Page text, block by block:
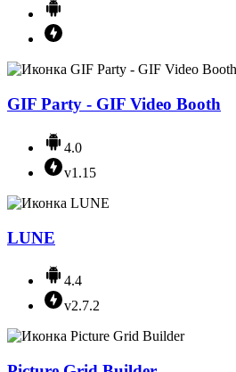
GIF Party - GIF Video Booth
4.0
v1.15
LUNE
4.4
v2.7.2